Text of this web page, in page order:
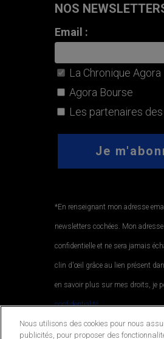
NOS
Email :
La Chronique Agora
Agora Bourse
Les partenaires
*En renseignant mon adresse
newsletters cochées. Mon
confidentielle et ne sera jamais
clin d'œil grâce au lien présent
en savoir plus sur mes droits, je
confidentialité..
Nous utilisons des cookies pour nous
publicités, pour proposer des